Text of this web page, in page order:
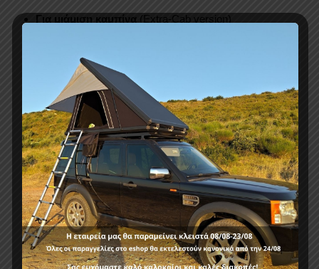
Για μιάμιση καμπίνα (Extra-Cab version)
Ενσωματωμένο λάστιχο, ειδικά σχεδιασμένο,
για να μην υπάρχει κενό
το σκαλοπάτι, με αποτέλεσμα την εντυπωσιακή
εμφάνιση του αυτοκινήτου
Βάσεις βαρέως τύπου που τοποθετούνται στις
εργοστασιακές υποδοχές του κατασκευαστή
Γρήγορη τοποθέτηση χωρίς τρυπήματα και μετατροπές
Πιστοποιητικό ποιότητας TUV AUSTRIAISO9001:2015
(No1210046691)
Πιστοποιητικό ποιότηταςISO USA14001:2015 (No
17E32111R1L)
Τέλεια εφαρμογή